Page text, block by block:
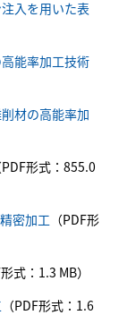
入を用いた表
能率加工技術
材の高能率加
形式：855.0
密加工 （PDF形
式：1.3 MB）
（PDF形式：1.6